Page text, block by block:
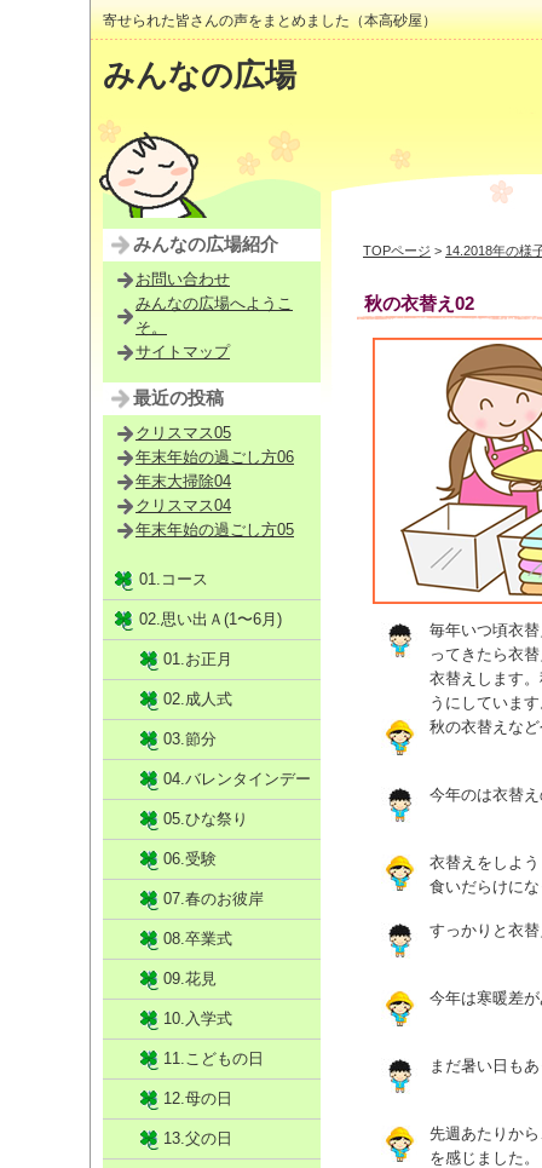
寄せられた皆さんの声をまとめました（本高砂屋）
みんなの広場
TOPページ > 14.2018年の様
秋の衣替え02
毎年いつ頃衣
ってきたら衣
衣替えします
うにしていま
秋の衣替えな
今年のは衣替
衣替えをしよ
食いだらけに
すっかりと衣
今年は寒暖差
まだ暑い日も
先週あたりか
を感じました。
みんなの広場紹介
お問い合わせ
みんなの広場へようこ
そ。
サイトマップ
最近の投稿
クリスマス05
年末年始の過ごし方06
年末大掃除04
クリスマス04
年末年始の過ごし方05
01.コース
02.思い出Ａ(1〜6月)
01.お正月
02.成人式
03.節分
04.バレンタインデー
05.ひな祭り
06.受験
07.春のお彼岸
08.卒業式
09.花見
10.入学式
11.こどもの日
12.母の日
13.父の日